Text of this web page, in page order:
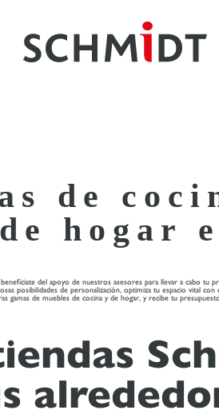
de
hogar
del apoyo de nuestros asesores para llevar a cabo
posibilidades de personalización, optimiza tu espacio vital
gamas de muebles de cocina y de hogar, y recibe tu